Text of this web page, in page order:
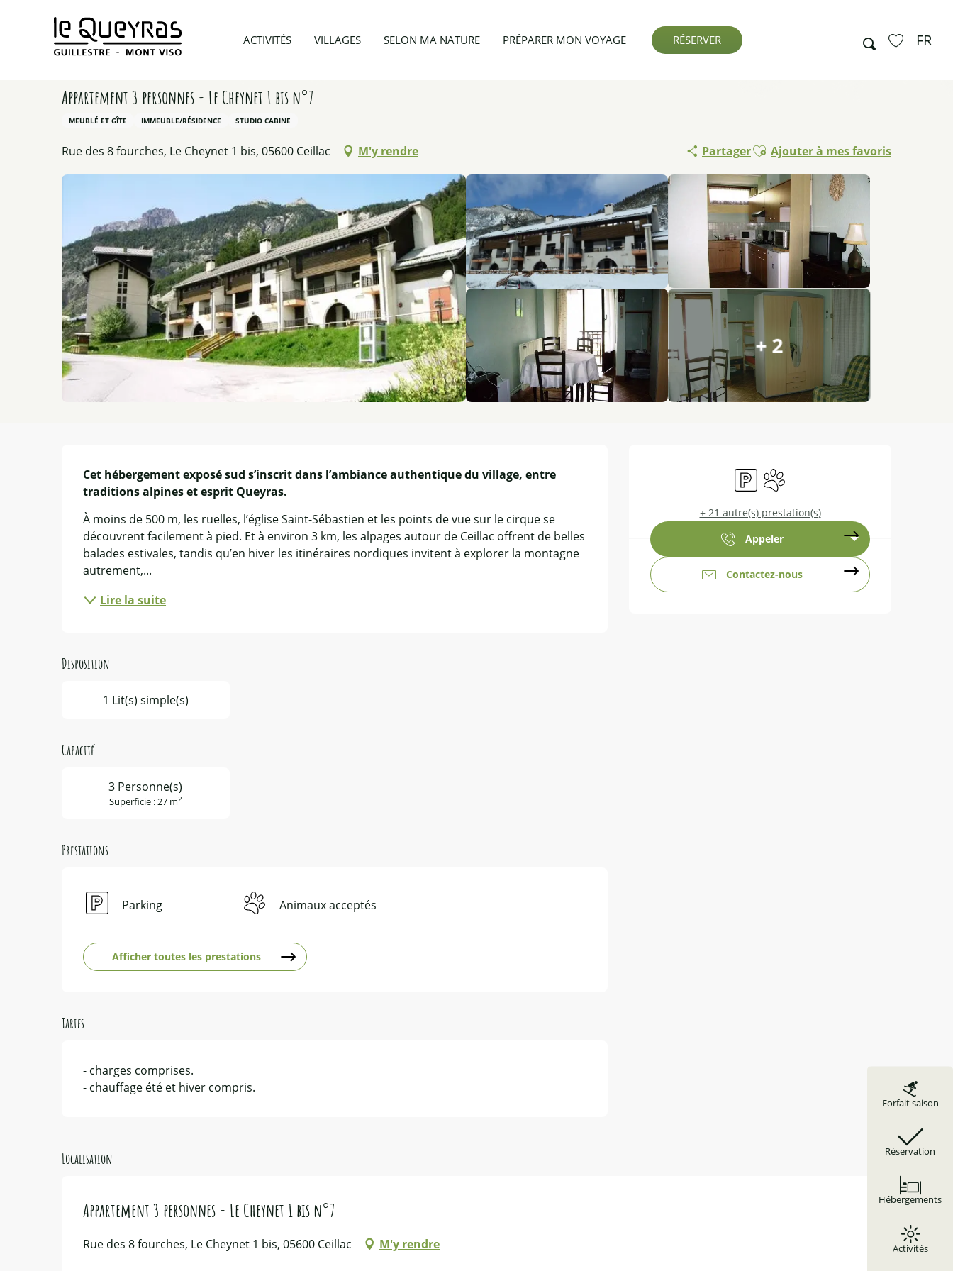
Recherche FR
ACTIVITÉS VILLAGES SELON MA NATURE PRÉPARER MON VOYAGE RÉSERVER
Forfait saison
Réservation
Hébergements
Activités
Accueil Préparer mon voyage Hébergements Appartement 3 personnes - Le Cheynet 1 bis n°7
Appartement 3 personnes - Le Cheynet 1 bis n°7
MEUBLÉ ET GÎTE IMMEUBLE/RÉSIDENCE STUDIO CABINE
Rue des 8 fourches, Le Cheynet 1 bis, 05600 Ceillac M'y rendre PartagerAjouter aux favoris
Ajouter à mes favoris
+ 2
ParkingAnimaux acceptés
+ 21 autre(s) prestation(s)
Appeler
Contactez-nous
Cet hébergement exposé sud s’inscrit dans l’ambiance authentique du village, entre
traditions alpines et esprit Queyras.
À moins de 500 m, les ruelles, l’église Saint-Sébastien et les points de vue sur le cirque se
découvrent facilement à pied. Et à environ 3 km, les alpages autour de Ceillac offrent de belles
balades estivales, tandis qu’en hiver les itinéraires nordiques invitent à explorer la montagne
autrement,...
Lire la suite
Disposition
1 Lit(s) simple(s)
Capacité
3 Personne(s)
Superficie : 27 m2
Prestations
Parking Animaux acceptés
Afficher toutes les prestations
Tarifs
- charges comprises.
- chauffage été et hiver compris.
Localisation
Appartement 3 personnes - Le Cheynet 1 bis n°7
Rue des 8 fourches, Le Cheynet 1 bis, 05600 Ceillac M'y rendre